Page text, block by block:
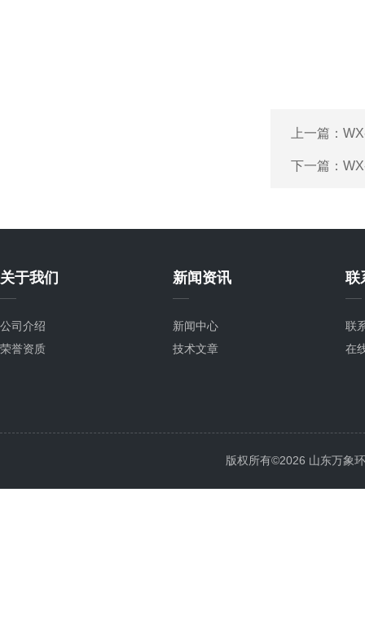
上一篇：
下一篇：
关于我们
公司介绍
荣誉资质
新闻资讯
新闻中心
技术文章
联
联
在
版权所有©2026 山东万象